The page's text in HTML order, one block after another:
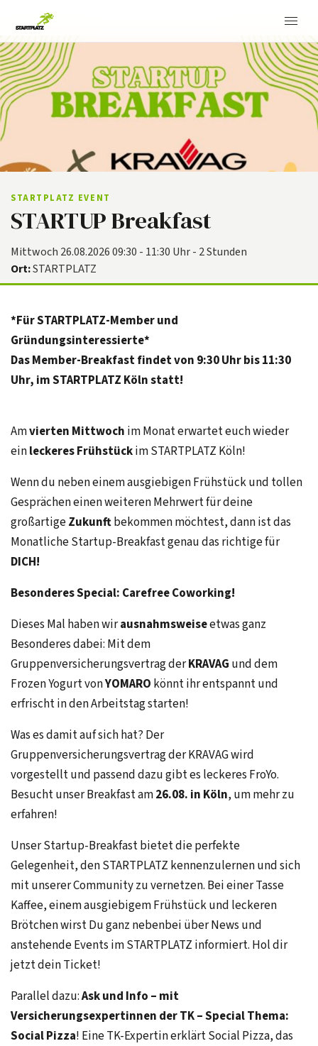
STARTPLATZ EVENT
STARTUP Breakfast
Mittwoch 26.08.2026 09:30 - 11:30 Uhr - 2 Stunden
Ort:STARTPLATZ
*Für STARTPLATZ-Member und
Gründungsinteressierte*
Das Member-Breakfast findet von 9:30 Uhr bis 11:30
Uhr, im STARTPLATZ Köln statt!
Amvierten Mittwoch im Monaterwartet euch wieder
einleckeres Frühstückim STARTPLATZ Köln!
Wenn du neben einem ausgiebigen Frühstück und tollen
Gesprächen einen weiteren Mehrwert für deine
großartigeZukunftbekommen möchtest, dann ist das
Monatliche Startup-Breakfast genau das richtige für
DICH!
Besonderes Special: Carefree Coworking!
Dieses Mal haben wirausnahmsweiseetwas ganz
Besonderes dabei: Mit dem
Gruppenversicherungsvertrag derKRAVAG und dem
Frozen Yogurt vonYOMARO könnt ihr entspannt und
erfrischt in den Arbeitstag starten!
Was es damit auf sich hat? Der
Gruppenversicherungsvertrag der KRAVAG wird
vorgestellt und passend dazu gibt es leckeres FroYo.
Besucht unser Breakfast am26.08. in Köln, um mehr zu
erfahren!
Unser Startup-Breakfast bietet die perfekte
Gelegenheit, den STARTPLATZ kennenzulernen und sich
mit unserer Community zu vernetzen. Bei einer Tasse
Kaffee, einem ausgiebigem Frühstück und leckeren
Brötchen wirst Du ganz nebenbei über News und
anstehende Events im STARTPLATZ informiert. Hol dir
jetzt dein Ticket!
Parallel dazu:Ask und Info – mit
Versicherungsexpertinnen der TK – Special Thema:
Social Pizza! Eine TK-Expertin erklärt Social Pizza, das